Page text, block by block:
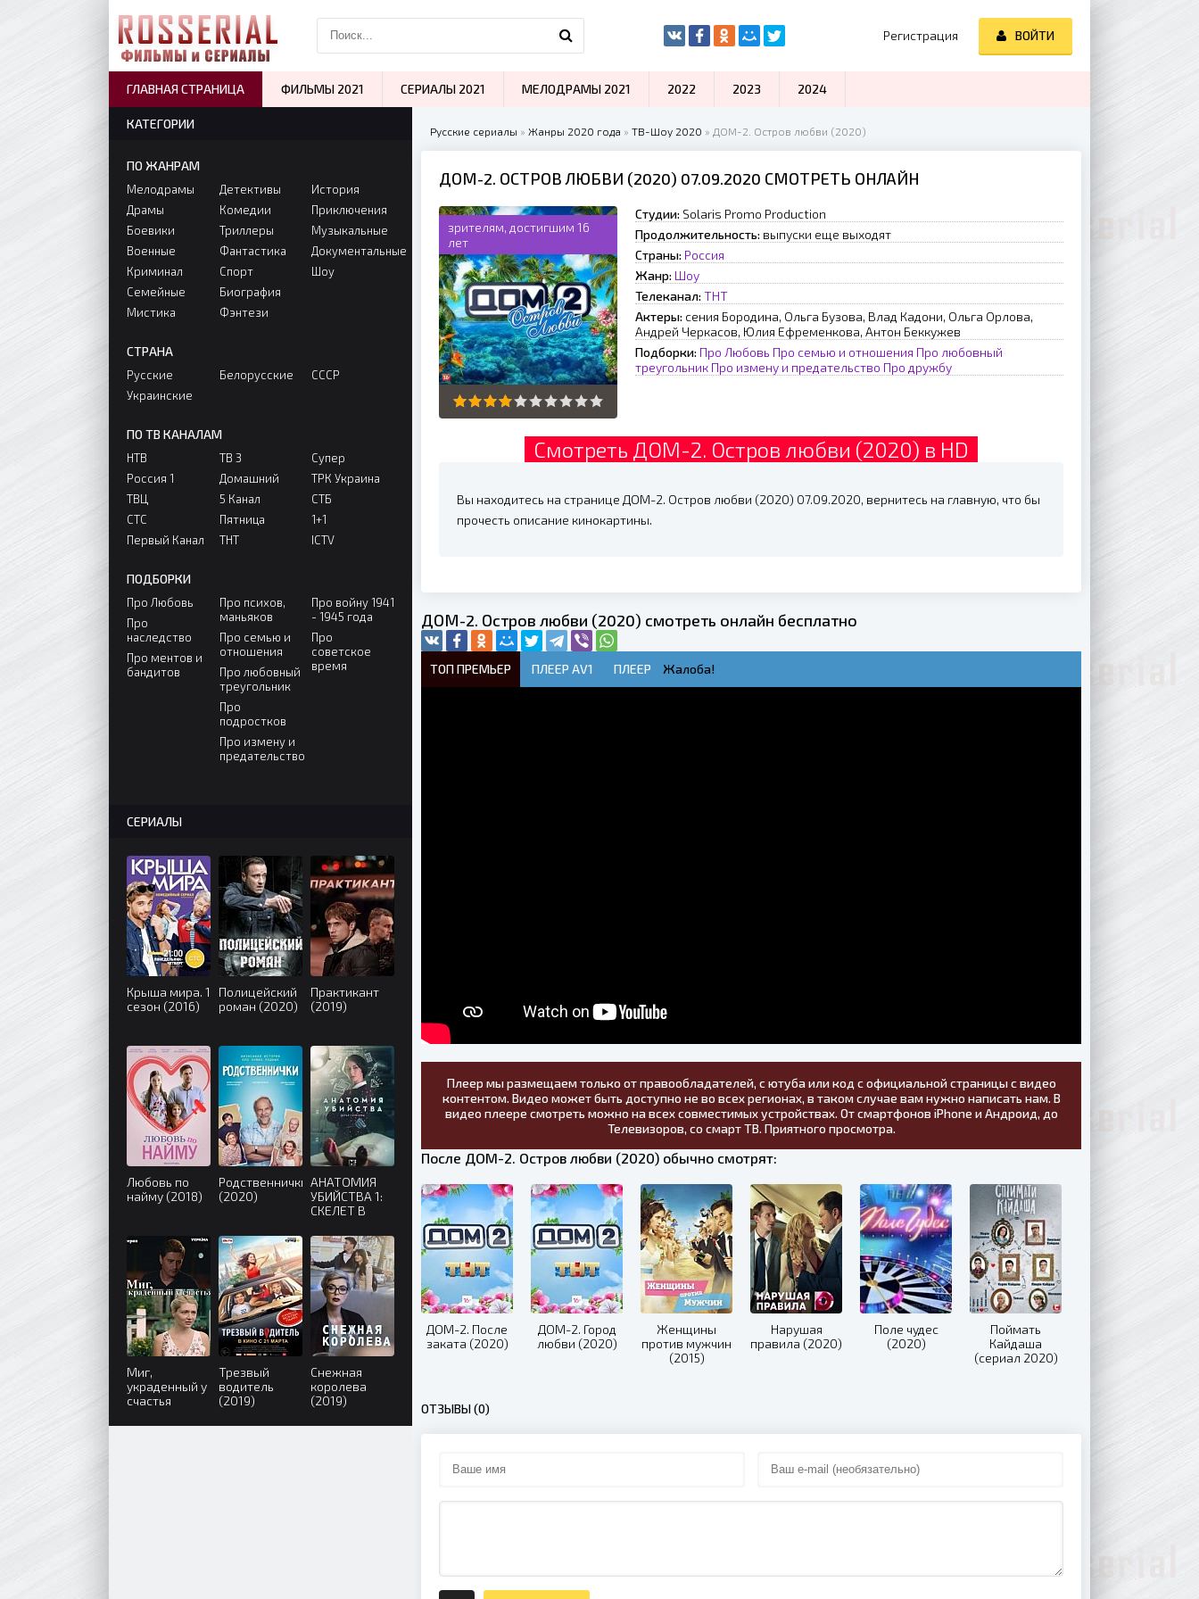
Русские сериалы » Жанры 2020 года » ТВ-Шоу 2020 » ДОМ-2. Остров любви (2020)
ДОМ-2. ОСТРОВ ЛЮБВИ (2020) 07.09.2020 СМОТРЕТЬ ОНЛАЙН
зрителям, достигшим 16
лет
Студии: Solaris Promo Production
Продолжительность: выпуски еще выходят
Страны: Россия
Жанр: Шоу
Телеканал: ТНТ
Актеры: сения Бородина, Ольга Бузова, Влад Кадони, Ольга Орлова,
Андрей Черкасов, Юлия Ефременкова, Антон Беккужев
Подборки: Про Любовь Про семью и отношения Про любовный
треугольник Про измену и предательство Про дружбу
Смотреть ДОМ-2. Остров любви (2020) в HD
Вы находитесь на странице ДОМ-2. Остров любви (2020) 07.09.2020, вернитесь на главную, что бы
прочесть описание кинокартины.
ДОМ-2. Остров любви (2020) смотреть онлайн бесплатно
ТОП ПРЕМЬЕР ПЛЕЕР AV1 ПЛЕЕР Жалоба!
Плеер мы размещаем только от правообладателей, с ютуба или код с официальной страницы с видео
контентом. Видео может быть доступно не во всех регионах, в таком случае вам нужно написать нам. В
видео плеере смотреть можно на всех совместимых устройствах. От смартфонов iPhone и Андроид, до
Телевизоров, со смарт ТВ. Приятного просмотра.
После ДОМ-2. Остров любви (2020) обычно смотрят:
ДОМ-2. После
заката (2020)
ДОМ-2. Город
любви (2020)
Женщины
против мужчин
(2015)
Нарушая
правила (2020)
Поле чудес
(2020)
Поймать
Кайдаша
(сериал 2020)
ОТЗЫВЫ (0)
КАТЕГОРИИ
ПО ЖАНРАМ
Мелодрамы
Драмы
Боевики
Военные
Криминал
Семейные
Мистика
Детективы
Комедии
Триллеры
Фантастика
Спорт
Биография
Фэнтези
История
Приключения
Музыкальные
Документальные
Шоу
СТРАНА
Русские
Украинские
Белорусские СССР
ПО ТВ КАНАЛАМ
НТВ
Россия 1
ТВЦ
СТС
Первый Канал
ТВ 3
Домашний
5 Канал
Пятница
ТНТ
Супер
ТРК Украина
СТБ
1+1
ICTV
ПОДБОРКИ
Про Любовь
Про
наследство
Про ментов и
бандитов
Про психов,
маньяков
Про семью и
отношения
Про любовный
треугольник
Про
подростков
Про измену и
предательство
Про войну 1941
- 1945 года
Про
советское
время
СЕРИАЛЫ
Крыша мира. 1
сезон (2016)
Полицейский
роман (2020)
Практикант
(2019)
Любовь по
найму (2018)
Родственнички
(2020)
АНАТОМИЯ
УБИЙСТВА 1:
СКЕЛЕТ В
Миг,
украденный у
счастья
Трезвый
водитель
(2019)
Снежная
королева
(2019)
Регистрация ВОЙТИ
ГЛАВНАЯ СТРАНИЦА ФИЛЬМЫ 2021 СЕРИАЛЫ 2021 МЕЛОДРАМЫ 2021 2022 2023 2024